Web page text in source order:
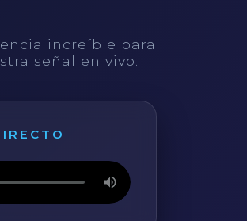
increíble para
señal en vivo.